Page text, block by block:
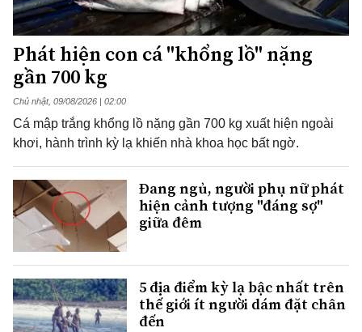
Phát hiện con cá "khổng lồ" nặng
gần 700 kg
Chủ nhật, 09/08/2026 | 02:00
Cá mập trắng khổng lồ nặng gần 700 kg xuất hiện ngoài
khơi, hành trình kỳ lạ khiến nhà khoa học bất ngờ.
Đang ngủ, người phụ nữ phát
hiện cảnh tượng "đáng sợ"
giữa đêm
5 địa điểm kỳ lạ bậc nhất trên
thế giới ít người dám đặt chân
đến